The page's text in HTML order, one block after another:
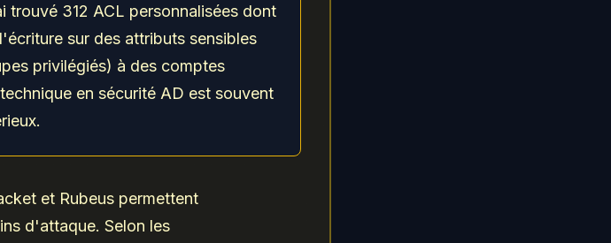
trouvé 312 ACL personnalisées dont
sur des attributs sensibles
privilégiés) à des comptes
en sécurité AD est souvent
et Rubeus permettent
d'attaque. Selon les